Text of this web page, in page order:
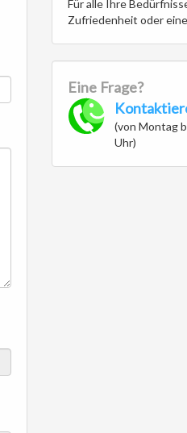
Für alle Ihre
Zufriedenheit oder
Eine Frage?
(von Montag
Uhr)